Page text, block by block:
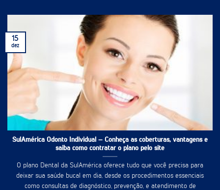
SulAmérica Odonto Individual – Conheça as coberturas, vantagens e
saiba como contratar o plano pelo site
O plano Dental da SulAmérica oferece tudo que você precisa para
deixar sua saúde bucal em dia, desde os procedimentos essenciais
como consultas de diagnóstico, prevenção, e atendimento de
15
dez